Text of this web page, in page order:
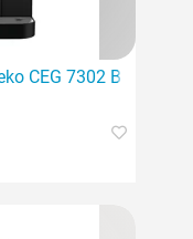
CEG 7302 B